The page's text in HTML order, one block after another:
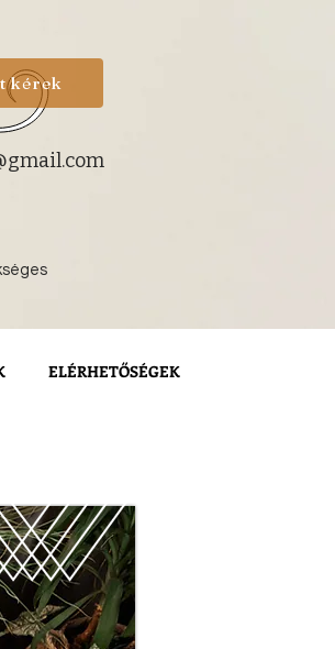
kérek
ELÉRHETŐSÉGEK